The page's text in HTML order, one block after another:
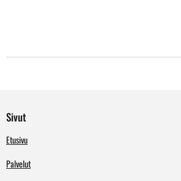
Sivut
Etusivu
Palvelut